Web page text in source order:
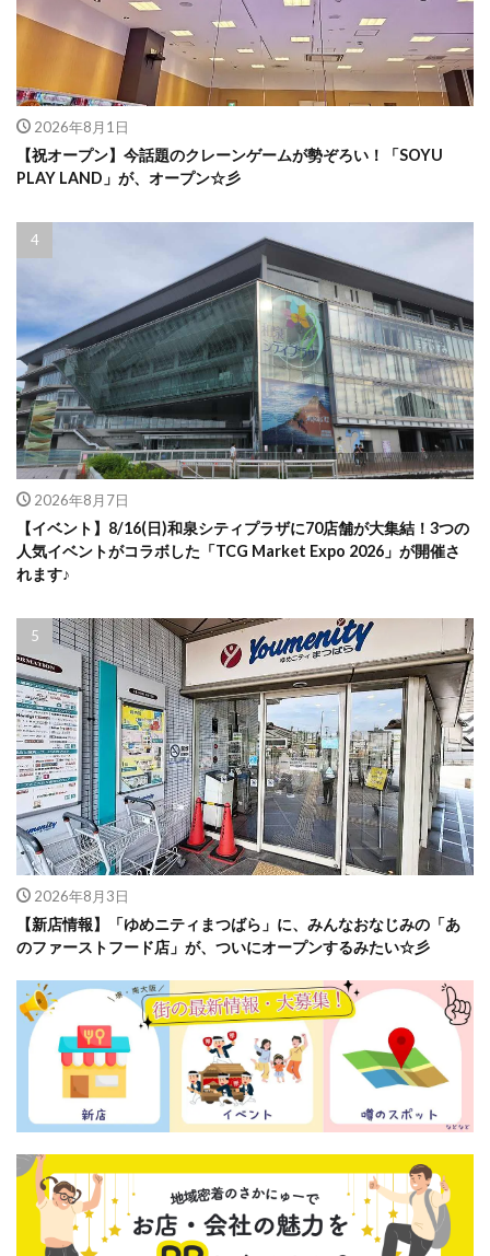
2026年8月1日
【祝オープン】今話題のクレーンゲームが勢ぞろい！「SOYU
PLAY LAND」が、オープン☆彡
2026年8月7日
【イベント】8/16(日)和泉シティプラザに70店舗が大集結！3つの
人気イベントがコラボした「TCG Market Expo 2026」が開催さ
れます♪
2026年8月3日
【新店情報】「ゆめニティまつばら」に、みんなおなじみの「あ
のファーストフード店」が、ついにオープンするみたい☆彡